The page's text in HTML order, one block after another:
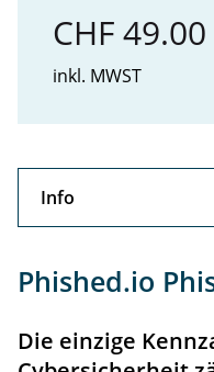
CHF 49.00
inkl. MWST
Info
Phished.io
Die einzige